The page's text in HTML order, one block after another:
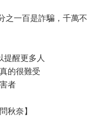
之一百是詐騙，千萬不
提醒更多人
的很難受
者
秋奈】